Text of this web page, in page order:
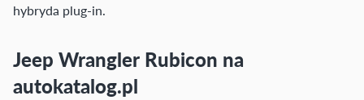
hybryda plug-in.
Jeep Wrangler Rubicon na
autokatalog.pl